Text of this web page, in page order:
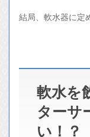
結局、軟水器に定
軟水を
ターサ
い！？